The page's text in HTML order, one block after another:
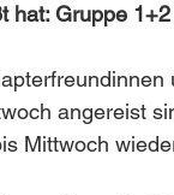
hat: Gruppe
angereist
Mittwoch